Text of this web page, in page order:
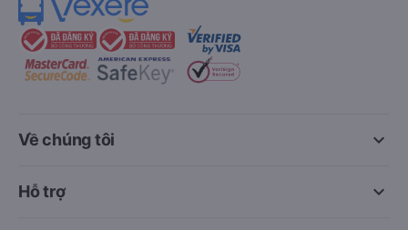
keyboard_arrow_down
Về chúng tôi
keyboard_arrow_down
Hỗ trợ